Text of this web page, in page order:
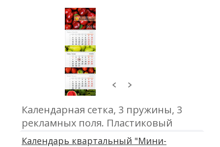
Календарная сетка, 3 пружины, 3
рекламных поля. Пластиковый
бегунок, люверс. ламинация
Календарь квартальный "Мини-